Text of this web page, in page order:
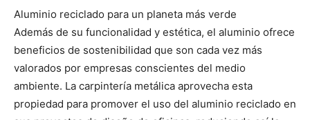
Aluminio reciclado para un planeta más verde
Además de su funcionalidad y estética, el aluminio ofrece
beneficios de sostenibilidad que son cada vez más
valorados por empresas conscientes del medio
ambiente. La carpintería metálica aprovecha esta
propiedad para promover el uso del aluminio reciclado en